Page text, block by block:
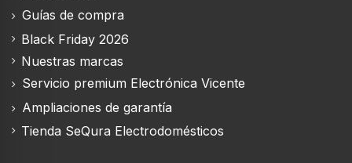
Guías de compra
Black Friday 2026
Nuestras marcas
Servicio premium Electrónica Vicente
Ampliaciones de garantía
Tienda SeQura Electrodomésticos